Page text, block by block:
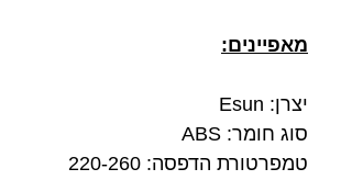
מאפיינים:
יצרן: Esun
סוג חומר: ABS
טמפרטורת הדפסה: 220-260